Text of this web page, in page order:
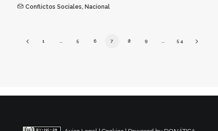
Conflictos Sociales, Nacional
1 5 6 7 8 9 54